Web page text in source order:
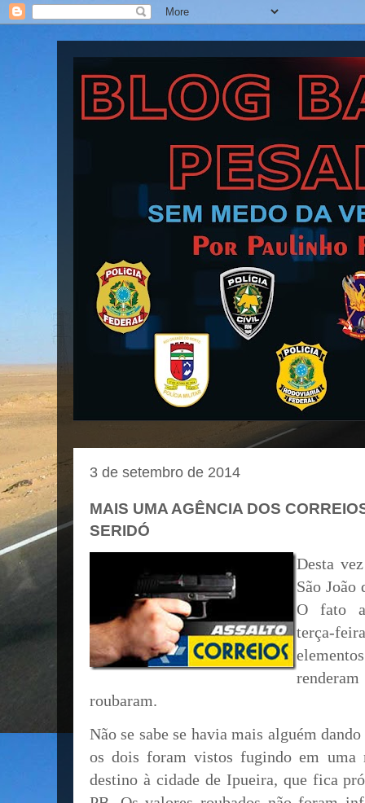
Blog Barra Pesada
3 de setembro de 2014
MAIS UMA AGÊNCIA DOS
SERIDÓ
Desta
São João
O fato
terça-
roubaram.
Não se sabe se havia mais alguém
os dois foram vistos fugindo em uma
destino à cidade de Ipueira, que fica